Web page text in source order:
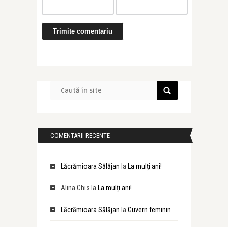
COMENTARII RECENTE
Lăcrămioara Sălăjan la La mulți ani!
Alina Chis la La mulți ani!
Lăcrămioara Sălăjan la Guvern feminin